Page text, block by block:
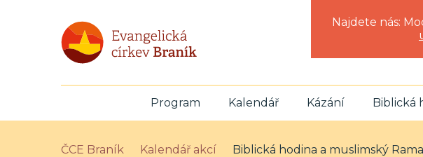
Najdete nás:
Program Kalendář Kázání Biblická
ČCE Braník Kalendář akcí Biblická hodina a muslimský